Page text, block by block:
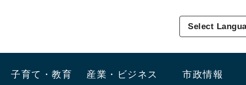
Select
子育て・教育 産業・ビジネス 市政情報